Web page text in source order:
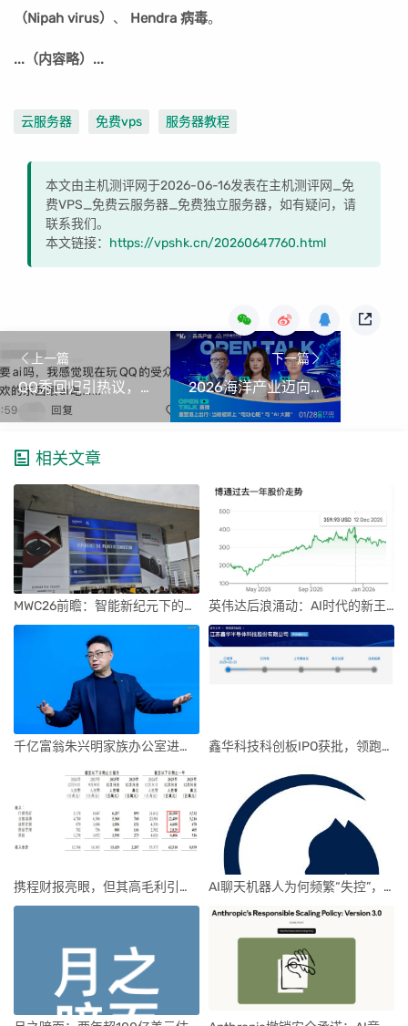
（Nipah virus） 、 Hendra 病毒。
...（内容略）...
云服务器 免费vps 服务器教程
本文由主机测评网于2026-06-16发表在主机测评网_免
费VPS_免费云服务器_免费独立服务器，如有疑问，请
联系我们。
本文链接： https://vpshk.cn/20260647760.html
上一篇
QQ秀回归引热议，情怀能否重燃昔日辉煌？
下一篇
2026海洋产业迈向质效提升，电动与智能船舶引领未来
相关文章
MWC26前瞻：智能新纪元下的科技盛宴 英伟达后浪涌动：AI时代的新王者与隐忧
千亿富翁朱兴明家族办公室进军VC圈 鑫华科技科创板IPO获批，领跑国内半导体材料市场
携程财报亮眼，但其高毛利引发行业争议 AI聊天机器人为何频繁“失控”，背后原因及解决方案解析